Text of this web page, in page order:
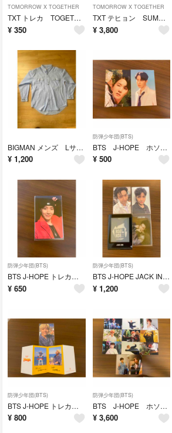
TOMORROW X TOGETHER
TXT トレカ TOGETHER starlight ヒュニンカイ アルバム
¥ 350
TOMORROW X TOGETHER
TXT テヒョン SUMMUR TOGETHER limited set 浴衣
¥ 3,800
BIGMAN メンズ Lサイズ デニム風シャツ ブルーシャツ
¥ 1,200
防弾少年団(BTS)
BTS J-HOPE ホソク HYBE INSIGHT トレカ セット ホビ
¥ 500
防弾少年団(BTS)
BTS J-HOPE トレカ HOPE ON THE STAGE FC ホソク
¥ 650
防弾少年団(BTS)
BTS J-HOPE JACK IN THE BOX トレカ トレカホルダー
¥ 1,200
防弾少年団(BTS)
BTS J-HOPE トレカ butter ホソク hoseok メセカ
¥ 800
防弾少年団(BTS)
BTS J-HOPE ホソク オヌル おぬる 展示会 生写真 まとめ売り
¥ 3,600